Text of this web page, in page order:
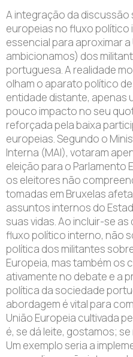
A integração da
europeias no fluxo político
essencial para aproximar
ambicionamos) dos
portuguesa. A realidade
olham o aparato político
entidade distante, apenas
pouco impacto no seu
reforçada pela baixa
europeias. Segundo o
Interna (MAI), votaram
eleição para o Parlamento
os eleitores não
tomadas em Bruxelas
assuntos internos do
suas vidas. Ao incluir-se
fluxo político interno, não
política dos militantes
Europeia, mas também os
ativamente no debate e a
política da sociedade
abordagem é vital para
União Europeia cultivada
é, se dá leite, gostamos;
Um exemplo seria a